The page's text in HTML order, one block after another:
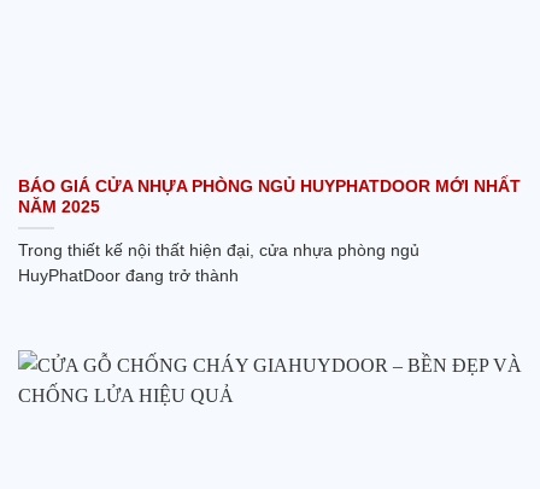
BÁO GIÁ CỬA NHỰA PHÒNG NGỦ HUYPHATDOOR MỚI NHẤT
NĂM 2025
Trong thiết kế nội thất hiện đại, cửa nhựa phòng ngủ
HuyPhatDoor đang trở thành